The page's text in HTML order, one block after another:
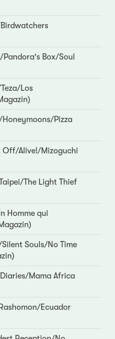
Box/Soul
Los
Pizza
Off/Alive!/Mizoguchi
The Light Thief
Homme qui
Souls/No Time
Mama Africa
Ecuador